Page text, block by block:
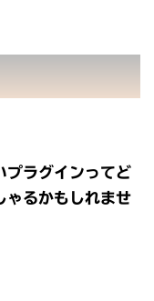
プラグインってど
ゃるかもしれませ